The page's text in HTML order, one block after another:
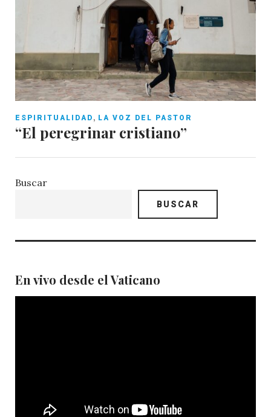
ESPIRITUALIDAD , LA VOZ DEL PASTOR
“El peregrinar cristiano”
Buscar
BUSCAR
En vivo desde el Vaticano